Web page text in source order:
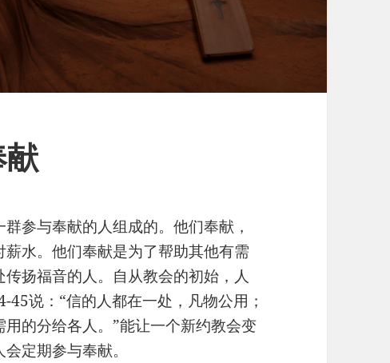
参与奉献的人组成的。他们奉献，
水。他们奉献是为了帮助其他有需
扬福音的人。自从教会的初始，人
说：“信的人都在一处，凡物公用；
的分给各人。”能让一个新约教会变
定期参与奉献。